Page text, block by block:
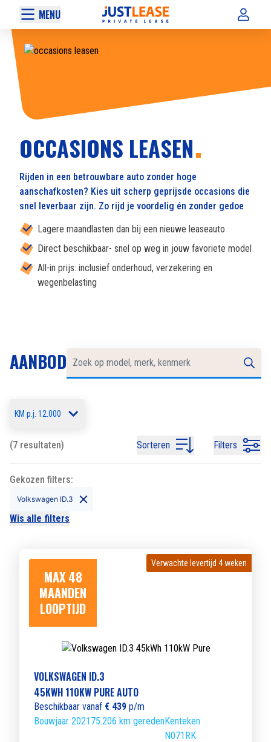
MENU
OCCASIONS LEASEN
Rijden in een betrouwbare auto zonder hoge
aanschafkosten? Kies uit scherp geprijsde occasions die
snel leverbaar zijn. Zo rijd je voordelig én zonder gedoe
Lagere maandlasten dan bij een nieuwe leaseauto
Direct beschikbaar- snel op weg in jouw favoriete model
All-in prijs: inclusief onderhoud, verzekering en
wegenbelasting
AANBOD
KM p.j. 12.000
(7 resultaten) Sorteren Filters
Gekozen filters:
Volkswagen ID.3
Wis alle filters
MAX 48
MAANDEN
LOOPTIJD
Verwachte levertijd 4 weken
Verwachte levertijd 4 weken
VOLKSWAGEN ID.3
45KWH 110KW PURE AUTO
Beschikbaar vanaf € 439 p/m
Bouwjaar 202175.206 km geredenKenteken
N071RK